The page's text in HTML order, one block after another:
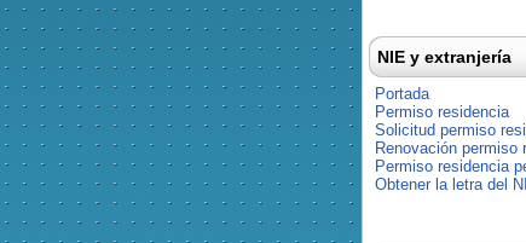
NIE y extranjería
Portada
Permiso residencia
Solicitud permiso
Renovación permiso
Permiso residencia
Obtener la letra del